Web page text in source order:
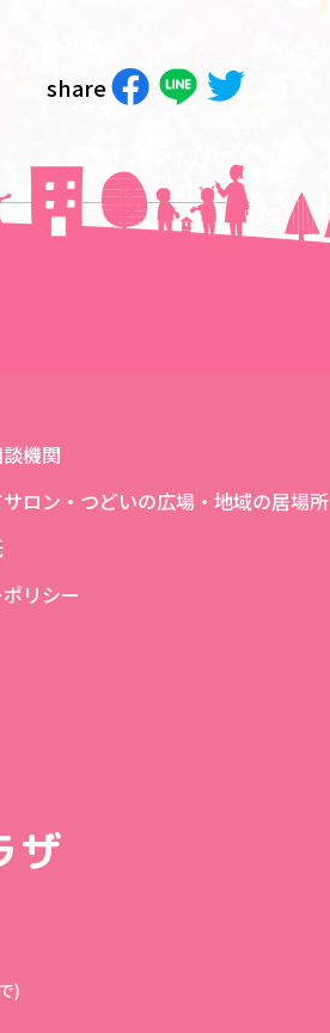
share
次の記事へ＞＞
機関
ロン・つどいの広場・地域の居場所
リシー
ザ
)